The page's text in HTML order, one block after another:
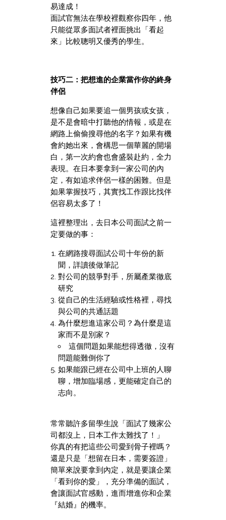
易達成！
面試官無法在學校裡觀察你四年，他
只能從眾多面試者裡面挑出「看起
來」比較聰明又優秀的學生。
技巧二：把想進的企業當作你的終身
伴侶
想像自己如果要追一個男孩或女孩，
是不是會暗中打聽他的情報，或是在
網路上偷偷搜尋他的名字？如果有機
會約她出來，會構思一個華麗的開場
白，第一次約會也會盛裝赴約，全力
表現。在日本要拿到一家公司的內
定，有如追求伴侶一樣的困難。但是
如果掌握技巧，其實找工作跟比找伴
侶容易太多了！
這裡整理出，去日本公司面試之前一
定要做的事：
在網路搜尋面試公司十年份的新
聞，詳讀後做筆記
對公司的競爭對手，所屬產業徹底
研究
從自己的生活經驗或性格裡，尋找
與公司的共通話題
為什麼想進這家公司？為什麼是這
家而不是別家？
這個問題如果能想得透徹，沒有
問題能難倒你了
如果能跟已經在公司中上班的人聊
聊，增加臨場感，更能確定自己的
志向。
常常聽許多留學生說「面試了幾家公
司都沒上，日本工作太難找了！」
你真的有把這些公司愛到骨子裡嗎？
還是只是「想留在日本，需要簽證」
簡單來說要拿到內定，就是要讓企業
「看到你的愛」，充分準備的面試，
會讓面試官感動，進而增進你和企業
『結婚』的機率。